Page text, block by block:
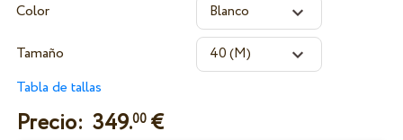
Color
Tamaño
Tabla de tallas
Precio: 349.00€